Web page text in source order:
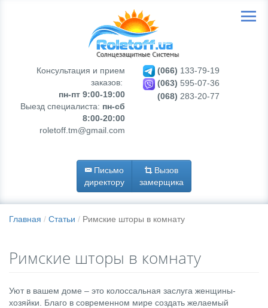
Консультация и прием
заказов:
пн-пт 9:00-19:00
Выезд специалиста: пн-сб
8:00-20:00
roletoff.tm@gmail.com
(066) 133-79-19
(063) 595-07-36
(068) 283-20-77
Письмо
директору
Вызов
замерщика
Главная Статьи Римские шторы в комнату
Римские шторы в комнату
Уют в вашем доме – это колоссальная заслуга женщины-
хозяйки. Благо в современном мире создать желаемый